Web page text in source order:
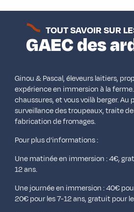
TOUT SAVOIR SUR
GAEC des
Ginou & Pascal, éleveurs laitiers,
expérience en immersion à la
chaussures, et vous voilà berger. Au
surveillance des troupeaux, traite
fabrication de fromages.
Pour plus d’informations :
Une matinée en immersion : 4€,
12 ans.
Une journée en immersion : 40€
20€ pour les 7-12 ans, gratuit pour